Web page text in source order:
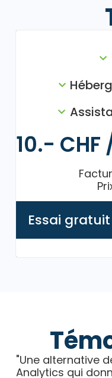
10.-
Essai gratuit
"Une alternative
Analytics qui